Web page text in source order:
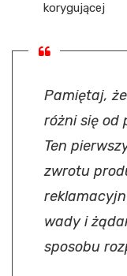
korygującej
Pamiętaj,
różni się od
Ten
zwrotu
wady i
sposobu